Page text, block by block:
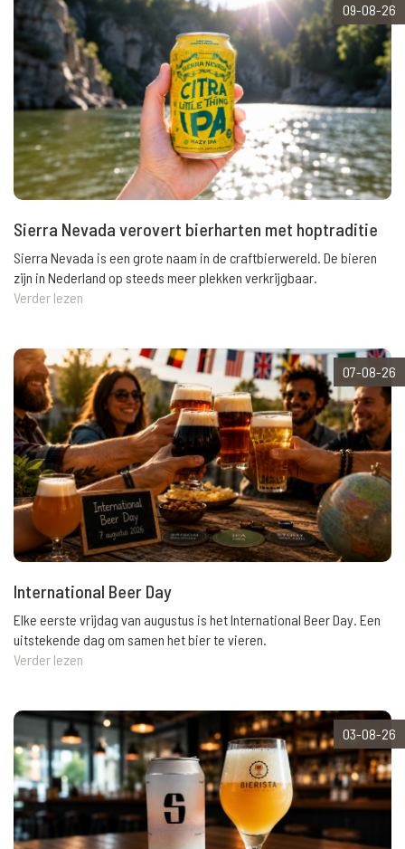
09-08-26
Sierra Nevada verovert bierharten met hoptraditie
Sierra Nevada is een grote naam in de craftbierwereld. De bieren
zijn in Nederland op steeds meer plekken verkrijgbaar.
Verder lezen
07-08-26
International Beer Day
Elke eerste vrijdag van augustus is het International Beer Day. Een
uitstekende dag om samen het bier te vieren.
Verder lezen
03-08-26